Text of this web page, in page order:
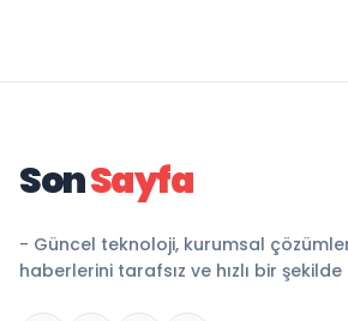
SonSayfa
- Güncel teknoloji, kurumsal
haberlerini tarafsız ve hızlı bir şekilde